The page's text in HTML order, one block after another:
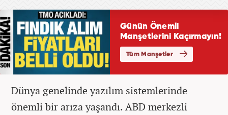
Dünya genelinde yazılım sistemlerinde
önemli bir arıza yaşandı. ABD merkezli